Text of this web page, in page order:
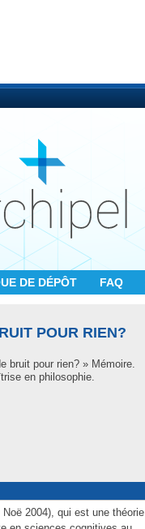
DE DÉPÔT FAQ
POUR RIEN?
bruit pour rien? » Mémoire.
en philosophie.
2004), qui est une théorie